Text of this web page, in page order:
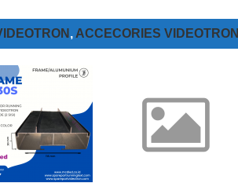
, ACCECORIES VIDEOTRON